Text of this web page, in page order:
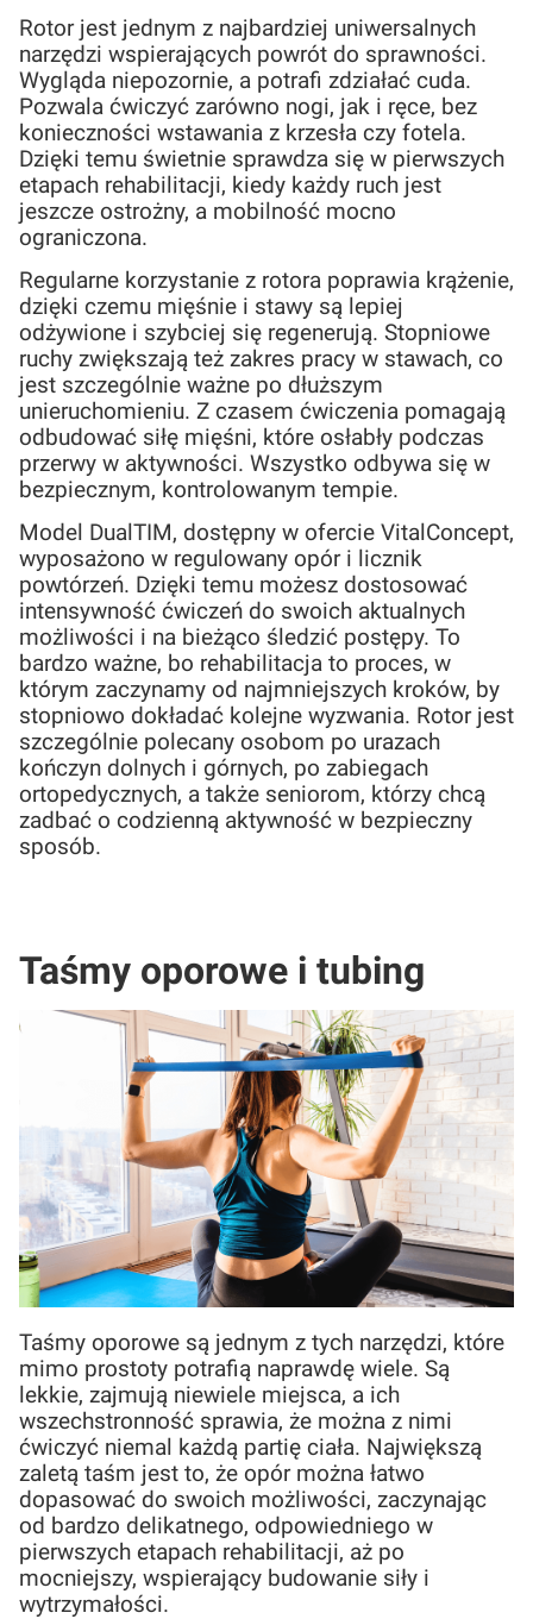
Rotor jest jednym z najbardziej uniwersalnych
narzędzi wspierających powrót do sprawności.
Wygląda niepozornie, a potrafi zdziałać cuda.
Pozwala ćwiczyć zarówno nogi, jak i ręce, bez
konieczności wstawania z krzesła czy fotela.
Dzięki temu świetnie sprawdza się w pierwszych
etapach rehabilitacji, kiedy każdy ruch jest
jeszcze ostrożny, a mobilność mocno
ograniczona.
Regularne korzystanie z rotora poprawia krążenie,
dzięki czemu mięśnie i stawy są lepiej
odżywione i szybciej się regenerują. Stopniowe
ruchy zwiększają też zakres pracy w stawach, co
jest szczególnie ważne po dłuższym
unieruchomieniu. Z czasem ćwiczenia pomagają
odbudować siłę mięśni, które osłabły podczas
przerwy w aktywności. Wszystko odbywa się w
bezpiecznym, kontrolowanym tempie.
Model DualTIM, dostępny w ofercie VitalConcept,
wyposażono w regulowany opór i licznik
powtórzeń. Dzięki temu możesz dostosować
intensywność ćwiczeń do swoich aktualnych
możliwości i na bieżąco śledzić postępy. To
bardzo ważne, bo rehabilitacja to proces, w
którym zaczynamy od najmniejszych kroków, by
stopniowo dokładać kolejne wyzwania. Rotor jest
szczególnie polecany osobom po urazach
kończyn dolnych i górnych, po zabiegach
ortopedycznych, a także seniorom, którzy chcą
zadbać o codzienną aktywność w bezpieczny
sposób.
Taśmy oporowe i tubing
Taśmy oporowe są jednym z tych narzędzi, które
mimo prostoty potrafią naprawdę wiele. Są
lekkie, zajmują niewiele miejsca, a ich
wszechstronność sprawia, że można z nimi
ćwiczyć niemal każdą partię ciała. Największą
zaletą taśm jest to, że opór można łatwo
dopasować do swoich możliwości, zaczynając
od bardzo delikatnego, odpowiedniego w
pierwszych etapach rehabilitacji, aż po
mocniejszy, wspierający budowanie siły i
wytrzymałości.